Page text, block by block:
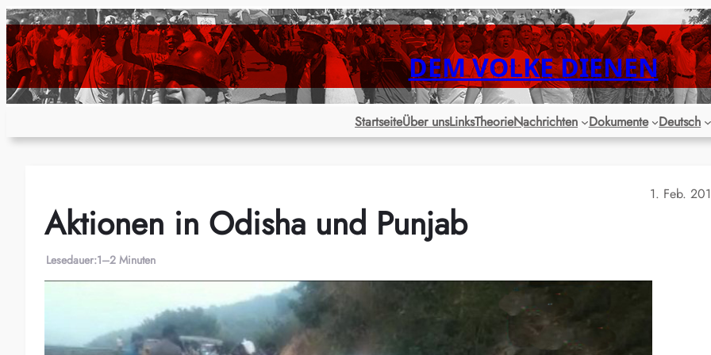
Zum
Inhalt
springen
DEM VOLKE DIENEN
StartseiteÜber unsLinksTheorieNachrichten Dokumente Deutsch
1. Feb.
Aktionen in Odisha und Punjab
Lesedauer:1–2 Minuten